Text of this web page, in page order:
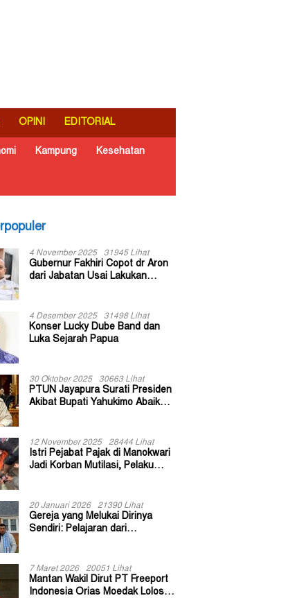
OPINI EDITORIAL
Kampung Kesehatan
4 November 2025 31945 Lihat
Gubernur Fakhiri Copot dr Aron
dari Jabatan Usai Lakukan
4 Desember 2025 31498 Lihat
Konser Lucky Dube Band dan
Luka Sejarah Papua
30 Oktober 2025 30663 Lihat
PTUN Jayapura Surati Presiden
Akibat Bupati Yahukimo Abaikan
12 November 2025 28444 Lihat
Istri Pejabat Pajak di Manokwari
Jadi Korban Mutilasi, Pelaku
20 Januari 2026 21390 Lihat
Gereja yang Melukai Dirinya
Sendiri: Pelajaran dari
7 Maret 2026 20051 Lihat
Mantan Wakil Dirut PT Freeport
Indonesia Orias Moedak Lolos